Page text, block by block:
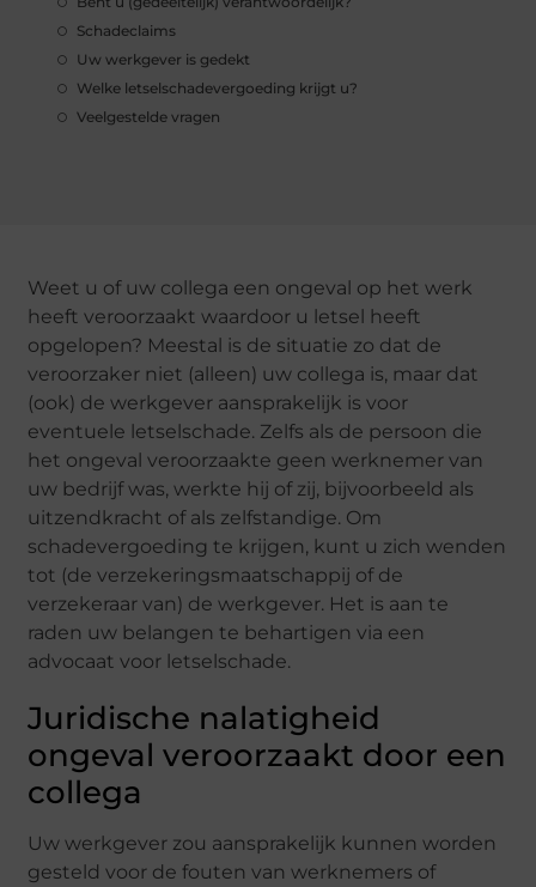
Schadeclaims
Uw werkgever is gedekt
Welke letselschadevergoeding krijgt u?
Veelgestelde vragen
Weet u of uw collega een ongeval op het werk
heeft veroorzaakt waardoor u letsel heeft
opgelopen? Meestal is de situatie zo dat de
veroorzaker niet (alleen) uw collega is, maar dat
(ook) de werkgever aansprakelijk is voor
eventuele letselschade. Zelfs als de persoon die
het ongeval veroorzaakte geen werknemer van
uw bedrijf was, werkte hij of zij, bijvoorbeeld als
uitzendkracht of als zelfstandige. Om
schadevergoeding te krijgen, kunt u zich wenden
tot (de verzekeringsmaatschappij of de
verzekeraar van) de werkgever. Het is aan te
raden uw belangen te behartigen via een
advocaat voor letselschade.
Juridische nalatigheid
ongeval veroorzaakt door een
collega
Uw werkgever zou aansprakelijk kunnen worden
gesteld voor de fouten van werknemers of